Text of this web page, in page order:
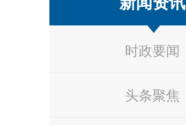
时政要闻
头条聚焦